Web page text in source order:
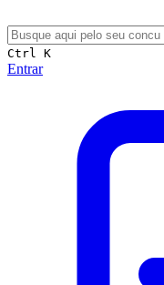
Ctrl K
Entrar